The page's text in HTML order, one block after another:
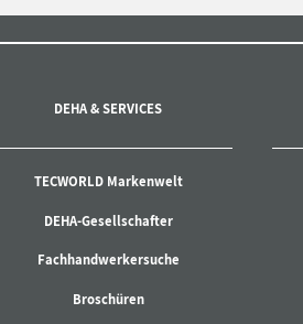
DEHA & SERVICES
TECWORLD Markenwelt
DEHA-Gesellschafter
Fachhandwerkersuche
Broschüren